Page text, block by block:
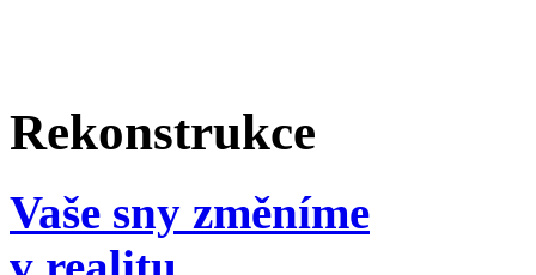
Rekonstrukce
Vaše sny změníme